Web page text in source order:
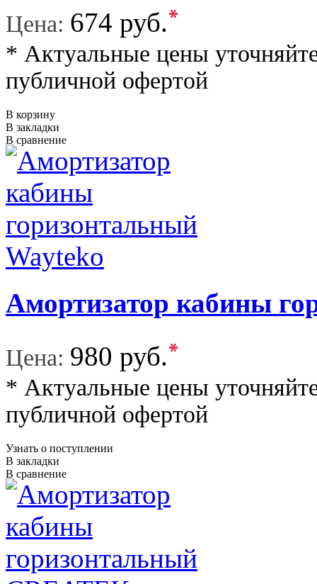
Цена: 674 руб.*
* Актуальные цены
публичной офертой
В корзину
В закладки
В сравнение
Амортизатор кабины
Цена: 980 руб.*
* Актуальные цены
публичной офертой
Узнать о поступлении
В закладки
В сравнение